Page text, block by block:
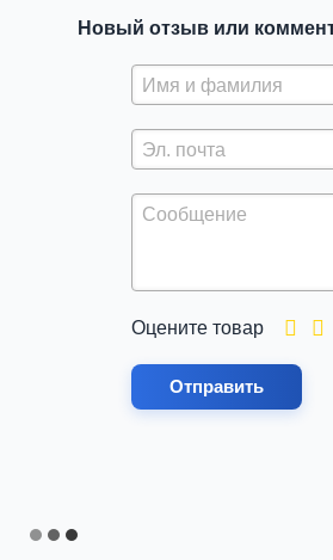
Новый отзыв или
Оцените товар
Отправить